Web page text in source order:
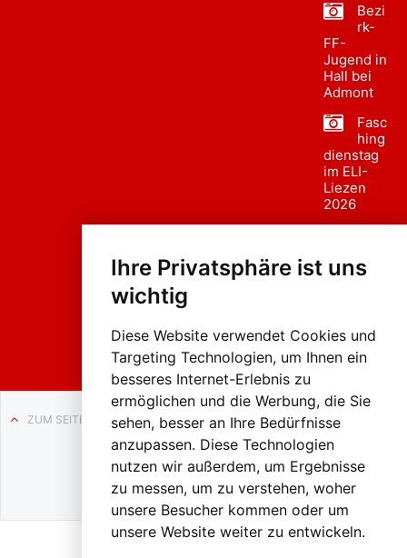
Ihre Privatsphäre ist uns
wichtig
Diese Website verwendet Cookies und
Targeting Technologien, um Ihnen ein
besseres Internet-Erlebnis zu
ermöglichen und die Werbung, die Sie
sehen, besser an Ihre Bedürfnisse
anzupassen. Diese Technologien
nutzen wir außerdem, um Ergebnisse
zu messen, um zu verstehen, woher
unsere Besucher kommen oder um
unsere Website weiter zu entwickeln.
Bezi
rk-
FF-
Jugend in
Hall bei
Admont
Fasc
hing
dienstag
im ELI-
Liezen
2026
sumzug
Liezen
ZUM SEITENANFANG
Auf BLO24.at werben?
+43 (0)664 2226600